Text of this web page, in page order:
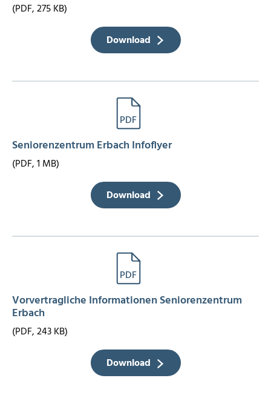
(PDF, 275 KB)
Download
Seniorenzentrum Erbach Infoflyer
(PDF, 1 MB)
Download
Vorvertragliche Informationen Seniorenzentrum
Erbach
(PDF, 243 KB)
Download